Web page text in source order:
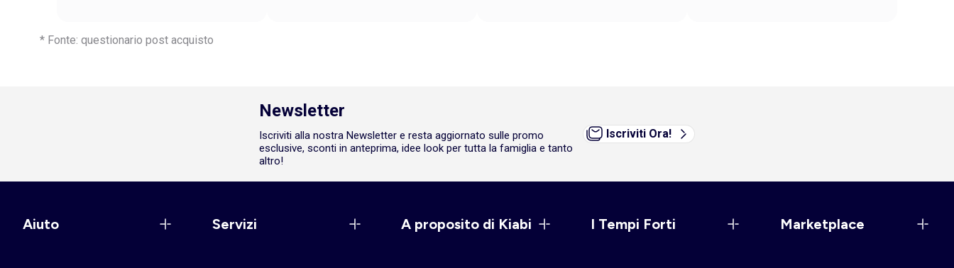
* Fonte: questionario post acquisto
Newsletter
Iscriviti alla nostra Newsletter e resta aggiornato sulle promo
esclusive, sconti in anteprima, idee look per tutta la famiglia e tanto
altro!
Iscriviti Ora!
Aiuto Servizi A proposito di Kiabi I Tempi Forti Marketplace